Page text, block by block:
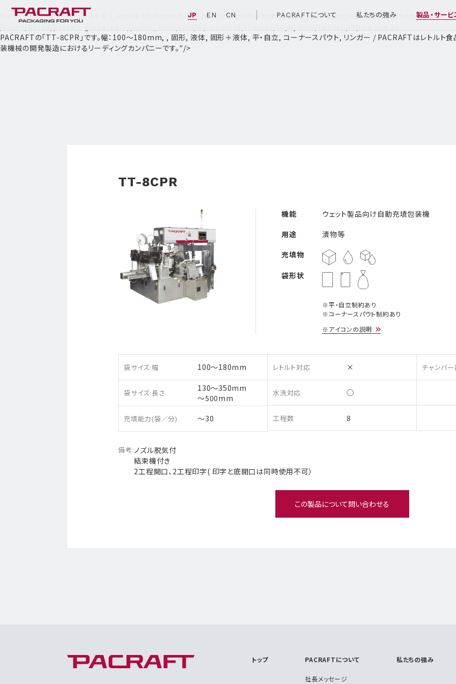
Warning: Undefined variable $_locale in
/home/bbt10/pacraft-global.com/public_html/cms/wp-content/themes/
PACRAFTの「TT-8CPR」です。幅：100〜180mm, , 固形, 液体, 固形＋液体, 平・自立, コーナースパウト, リンガー / PACRAFTはレトルト食
装機械の開発製造におけるリーディングカンパニーです。"/>
JP EN CN PACRAFTについて 私たちの強み 製品・サービ
TT-8CPR
機能
ウェット製品向け自動充填包装機
用途
漬物等
充填物
袋形状
※平・自立制約あり
※コーナースパウト制約あり
※アイコンの説明
袋サイズ:幅 100〜180mm
袋サイズ:長さ
130〜350mm
～500mm
充填能力(袋／分) 〜30
レトルト対応 ×
水洗対応 ◯
工程数 8
チャンバ
備考:ノズル脱気付
結束機付き
2工程開口、2工程印字( 印字と底開口は同時使用不可）
トップ PACRAFTについて
社長メッセージ
私たちの強み